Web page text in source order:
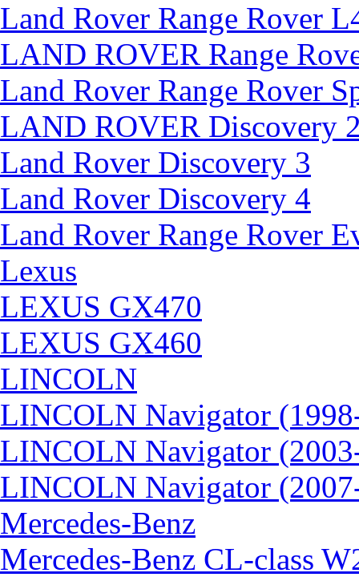
Land Rover Range Rover
LAND ROVER Range
Land Rover Range Rover
LAND ROVER Discovery
Land Rover Discovery 3
Land Rover Discovery 4
Land Rover Range Rover
Lexus
LEXUS GX470
LEXUS GX460
LINCOLN
LINCOLN Navigator
LINCOLN Navigator
LINCOLN Navigator
Mercedes-Benz
Mercedes-Benz CL-class